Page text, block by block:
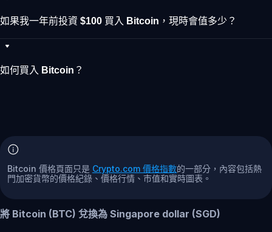
如果我一年前投資 $100 買入 Bitcoin，現時會值多少？
如何買入 Bitcoin？
Bitcoin 價格頁面只是 Crypto.com 價格指數的一部分，內容包括熱
門加密貨幣的價格紀錄、價格行情、市值和實時圖表。
將 Bitcoin (BTC) 兌換為 Singapore dollar (SGD)